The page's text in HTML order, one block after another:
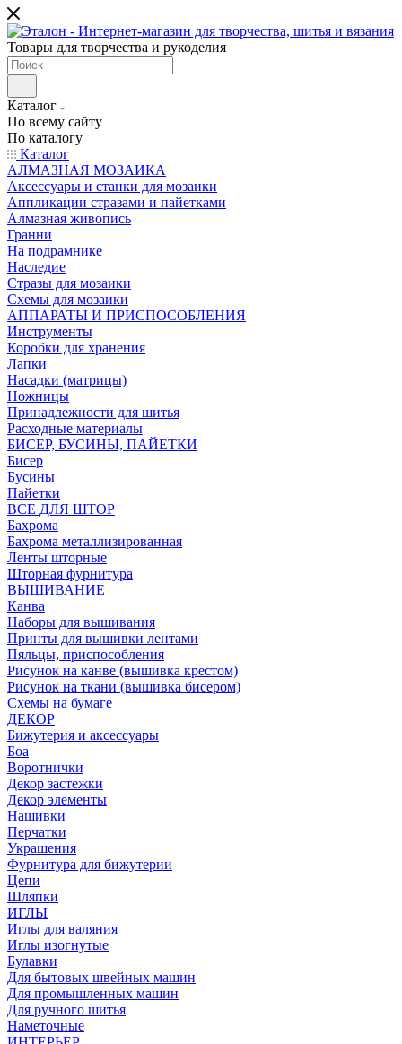
Товары для творчества и рукоделия
Каталог
По всему сайту
По каталогу
Каталог
АЛМАЗНАЯ МОЗАИКА
Аксессуары и станки для мозаики
Аппликации стразами и пайетками
Алмазная живопись
Гранни
На подрамнике
Наследие
Стразы для мозаики
Схемы для мозаики
АППАРАТЫ И ПРИСПОСОБЛЕНИЯ
Инструменты
Коробки для хранения
Лапки
Насадки (матрицы)
Ножницы
Принадлежности для шитья
Расходные материалы
БИСЕР, БУСИНЫ, ПАЙЕТКИ
Бисер
Бусины
Пайетки
ВСЕ ДЛЯ ШТОР
Бахрома
Бахрома металлизированная
Ленты шторные
Шторная фурнитура
ВЫШИВАНИЕ
Канва
Наборы для вышивания
Принты для вышивки лентами
Пяльцы, приспособления
Рисунок на канве (вышивка крестом)
Рисунок на ткани (вышивка бисером)
Схемы на бумаге
ДЕКОР
Бижутерия и аксессуары
Боа
Воротнички
Декор застежки
Декор элементы
Нашивки
Перчатки
Украшения
Фурнитура для бижутерии
Цепи
Шляпки
ИГЛЫ
Иглы для валяния
Иглы изогнутые
Булавки
Для бытовых швейных машин
Для промышленных машин
Для ручного шитья
Наметочные